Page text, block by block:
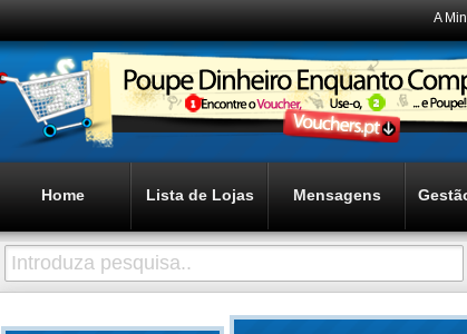
A
Home Lista de Lojas Mensagens